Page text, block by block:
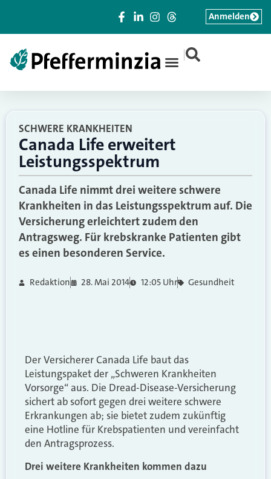
|
Anmelden
SCHWERE KRANKHEITEN
Canada Life erweitert
Leistungsspektrum
Canada Life nimmt drei weitere schwere
Krankheiten in das Leistungsspektrum auf. Die
Versicherung erleichtert zudem den
Antragsweg. Für krebskranke Patienten gibt
es einen besonderen Service.
Redaktion 28. Mai 2014 12:05 Uhr Gesundheit
Der Versicherer Canada Life baut das
Leistungspaket der „Schweren Krankheiten
Vorsorge“ aus. Die Dread-Disease-Versicherung
sichert ab sofort gegen drei weitere schwere
Erkrankungen ab; sie bietet zudem zukünftig
eine Hotline für Krebspatienten und vereinfacht
den Antragsprozess.
Drei weitere Krankheiten kommen dazu